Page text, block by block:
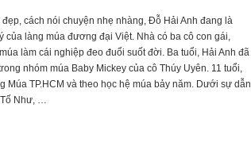
cách nói chuyện nhẹ nhàng, Đỗ Hải Anh đang là
của làng múa đương đại Việt. Nhà có ba cô con gái,
làm cái nghiệp đeo đuổi suốt đời. Ba tuổi, Hải Anh đã
nhóm múa Baby Mickey của cô Thúy Uyên. 11 tuổi,
Múa TP.HCM và theo học hệ múa bảy năm. Dưới sự dẫn
Tố Như, …